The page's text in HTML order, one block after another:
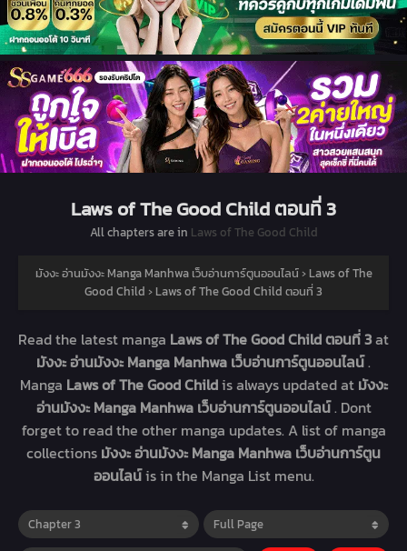
Laws of The Good Child ตอนที่ 3
All chapters are in Laws of The Good Child
มังงะ อ่านมังงะ Manga Manhwa เว็บอ่านการ์ตูนออนไลน์› Laws of The
Good Child › Laws of The Good Child ตอนที่ 3
Read the latest manga Laws of The Good Child ตอนที่ 3at
มังงะ อ่านมังงะ Manga Manhwa เว็บอ่านการ์ตูนออนไลน์.
Manga Laws of The Good Childis always updated at มังงะ
อ่านมังงะ Manga Manhwa เว็บอ่านการ์ตูนออนไลน์. Dont
forget to read the other manga updates. A list of manga
collections มังงะ อ่านมังงะ Manga Manhwa เว็บอ่านการ์ตูน
ออนไลน์is in the Manga List menu.